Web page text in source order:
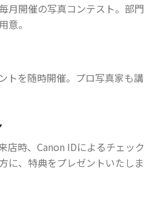
月開催の写真コンテスト。部門
意。
トを随時開催。プロ写真家も講
店時、Canon IDによるチェック
に、特典をプレゼントいたしま